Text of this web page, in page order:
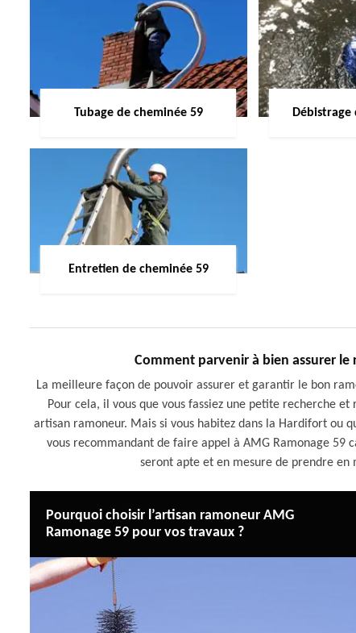
Tubage de cheminée 59 Débistrage
Entretien de cheminée 59
Comment parvenir à bien assurer
La meilleure façon de pouvoir assurer et garantir le bon
Pour cela, il vous que vous fassiez une petite recherche
artisan ramoneur. Mais si vous habitez dans la Hardifort ou
vous recommandant de faire appel à AMG Ramonage 59
seront apte et en mesure de prendre en
Pourquoi choisir l’artisan ramoneur AMG
Ramonage 59 pour vos travaux ?